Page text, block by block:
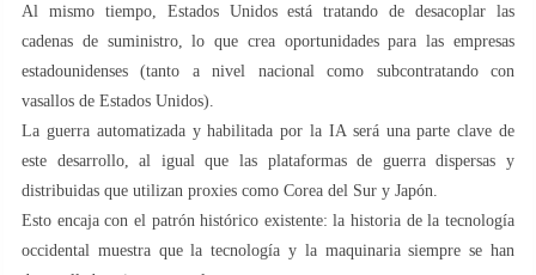
Al mismo tiempo, Estados Unidos está tratando de desacoplar las
cadenas de suministro, lo que crea oportunidades para las empresas
estadounidenses (tanto a nivel nacional como subcontratando con
vasallos de Estados Unidos).
La guerra automatizada y habilitada por la IA será una parte clave de
este desarrollo, al igual que las plataformas de guerra dispersas y
distribuidas que utilizan proxies como Corea del Sur y Japón.
Esto encaja con el patrón histórico existente: la historia de la tecnología
occidental muestra que la tecnología y la maquinaria siempre se han